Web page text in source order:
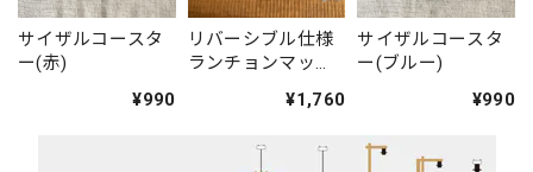
サイザルコースタ
ー(赤)
¥990
リバーシブル仕様
ランチョンマッ
¥1,760
サイザルコースタ
ー(ブルー)
¥990